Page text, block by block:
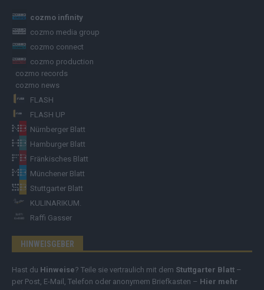
cozmo infinity
cozmo media group
cozmo connect
cozmo production
cozmo records
cozmo news
FLASH
FLASH UP
Nürnberger Blatt
Hamburger Blatt
Fränkisches Blatt
Münchener Blatt
Stuttgarter Blatt
KULINARIKUM.
Raffi Gasser
HINWEISGEBER
Hast du Hinweise? Teile sie vertraulich mit dem Stuttgarter Blatt –
per Post, E-Mail, Telefon oder anonymem Briefkasten – Hier mehr